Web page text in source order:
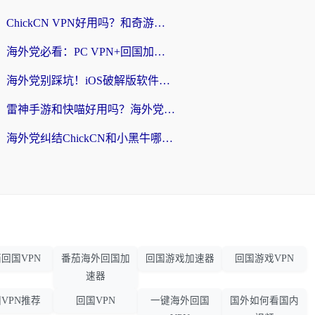
ChickCN VPN好用吗？和奇游手游VPN对比哪个回国效果更好？海外党亲测实用指南
海外党必看：PC VPN+回国加速器怎么选？无缝访问国内资源全攻略
海外党别踩坑！iOS破解版软件不可靠？教你选对回国加速器无缝看国内资源
雷神手游和快喵好用吗？海外党亲测5款回国加速器，附斧牛Bling对比+微信视频号解决办法
海外党纠结ChickCN和小黑牛哪个好？一篇帮你选对回国加速器的实用指南
国VPN
番茄海外回国加
速器
回国游戏加速器 回国游戏VPN
推荐 回国VPN
一键海外回国
国外如何看国内